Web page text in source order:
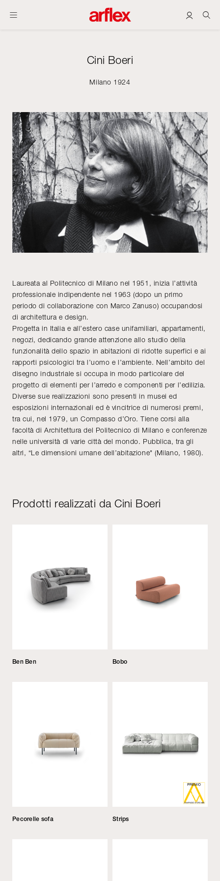
Cini Boeri
Milano 1924
Laureata al Politecnico di Milano nel 1951, inizia l’attività
professionale indipendente nel 1963 (dopo un primo
periodo di collaborazione con Marco Zanuso) occupandosi
di architettura e design.
Progetta in Italia e all’estero case unifamiliari, appartamenti,
negozi, dedicando grande attenzione allo studio della
funzionalità dello spazio in abitazioni di ridotte superfici e ai
rapporti psicologici tra l’uomo e l’ambiente. Nell’ambito del
disegno industriale si occupa in modo particolare del
progetto di elementi per l’arredo e componenti per l’edilizia.
Diverse sue realizzazioni sono presenti in musei ed
esposizioni internazionali ed è vincitrice di numerosi premi,
tra cui, nel 1979, un Compasso d’Oro. Tiene corsi alla
facoltà di Architettura del Politecnico di Milano e conferenze
nelle università di varie città del mondo. Pubblica, tra gli
altri, “Le dimensioni umane dell’abitazione" (Milano, 1980).
Prodotti realizzati da Cini Boeri
Ben Ben Bobo
Pecorelle sofa Strips